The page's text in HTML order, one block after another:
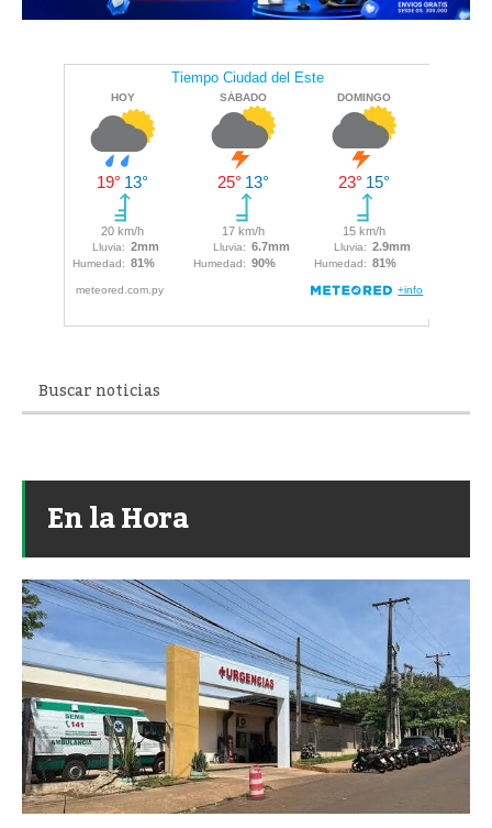
En la Hora